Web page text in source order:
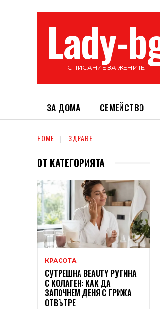
Lady-
СПИСАНИЕ ЗА ЖЕНИТЕ
ЗА ДОМА СЕМЕЙСТВО
HOME ЗДРАВЕ
ОТ КАТЕГОРИЯТА
КРАСОТА
СУТРЕШНА BEAUTY РУТИНА
С КОЛАГЕН: КАК ДА
ЗАПОЧНЕМ ДЕНЯ С ГРИЖА
ОТВЪТРЕ